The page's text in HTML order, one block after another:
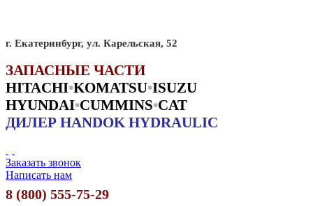
г. Екатеринбург, ул. Карельская, 52
ЗАПАСНЫЕ ЧАСТИ
HITACHI•KOMATSU•ISUZU
HYUNDAI•CUMMINS•CAT
ДИЛЕР HANDOK HYDRAULIC
Заказать звонок
Написать нам
8 (800) 555-75-29